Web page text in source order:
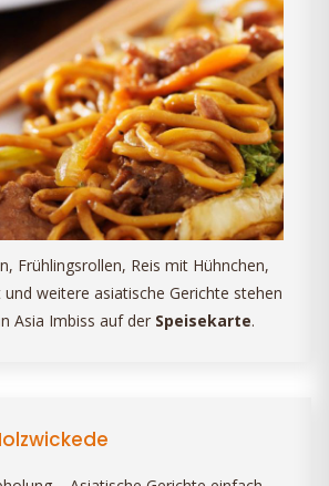
Frühlingsrollen, Reis mit Hühnchen,
weitere asiatische Gerichte stehen
Asia Imbiss auf der Speisekarte.